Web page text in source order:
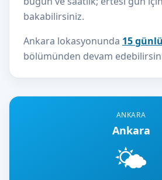
ANKARA
Ankara
🌤️
bakabilirsiniz.
Ankara lokasyonunda 15
bölümünden devam